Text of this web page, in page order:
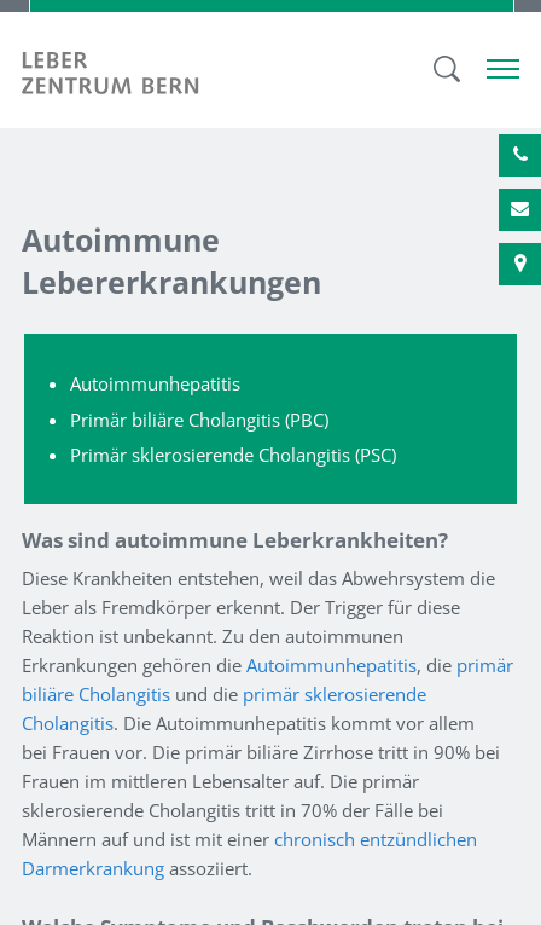
Autoimmune
Lebererkrankungen
Autoimmunhepatitis
Primär biliäre Cholangitis (PBC)
Primär sklerosierende Cholangitis (PSC)
Was sind autoimmune Leberkrankheiten?
Diese Krankheiten entstehen, weil das Abwehrsystem die
Leber als Fremdkörper erkennt. Der Trigger für diese
Reaktion ist unbekannt. Zu den autoimmunen
Erkrankungen gehören die Autoimmunhepatitis, die primär
biliäre Cholangitis und die primär sklerosierende
Cholangitis. Die Autoimmunhepatitis kommt vor allem
bei Frauen vor. Die primär biliäre Zirrhose tritt in 90% bei
Frauen im mittleren Lebensalter auf. Die primär
sklerosierende Cholangitis tritt in 70% der Fälle bei
Männern auf und ist mit einer chronisch entzündlichen
Darmerkrankung assoziiert.